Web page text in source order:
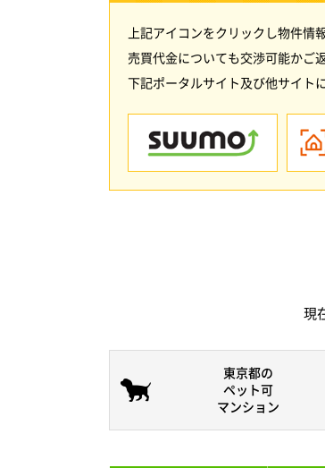
上記アイコンをクリックし物件情
売買代金についても交渉可能かご
下記ポータルサイト及び他サイト
現
東京都の
ペット可
マンション